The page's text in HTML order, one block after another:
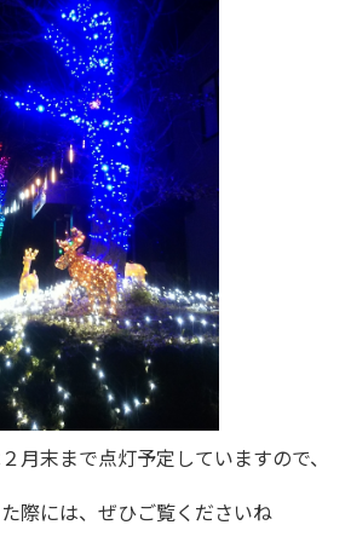
月末まで点灯予定していますので、
際には、ぜひご覧くださいね